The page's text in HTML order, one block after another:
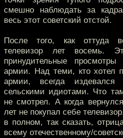
смешно наблюдать за
весь этот советский отстой.
После того, как оттуда
телевизор лет восемь.
принудительные
армии. Над теми, кто хотел
армии, всегда
сельскими идиотами. Что
не смотрел. А когда
лет не покупал себе
в полном, так сказать,
всему отечественному/